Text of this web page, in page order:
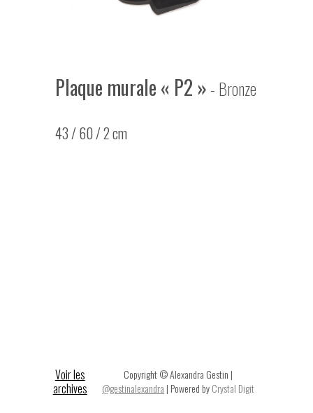
Plaque murale « P2 »- Bronze
43 / 60 / 2 cm
Voir les
archives
Copyright © Alexandra Gestin |
@gestinalexandra | Powered byCrystal Digit